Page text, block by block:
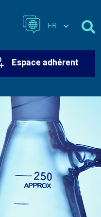
Espace adhérent